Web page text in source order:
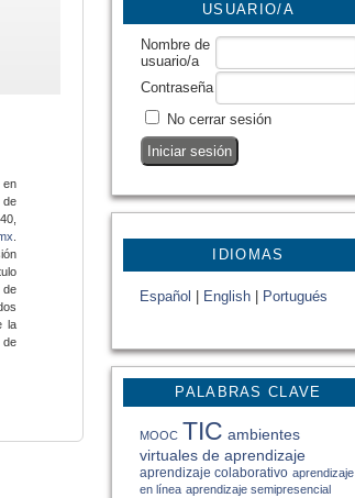
USUARIO/A
Nombre de
usuario/a
Contraseña
No cerrar sesión
IDIOMAS
Español English Portugués
PALABRAS CLAVE
MOOC TIC ambientes
virtuales de aprendizaje
aprendizaje colaborativo aprendizaje
en línea aprendizaje semipresencial
en
de
de
la
de